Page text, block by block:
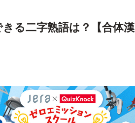
る二字熟語は？【合体漢